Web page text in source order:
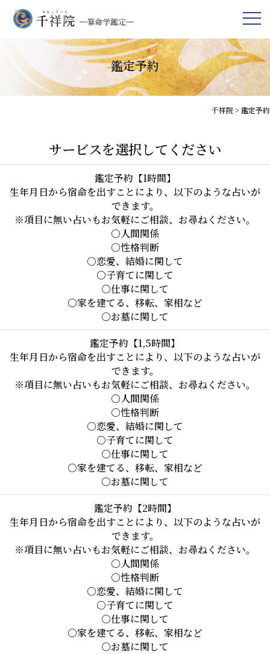
鑑定予約
千祥院> 鑑定予約
サービスを選択してください
鑑定予約【1時間】
生年月日から宿命を出すことにより、以下のような占いが
できます。
※項目に無い占いもお気軽にご相談、お尋ねください。
○人間関係
○性格判断
○恋愛、結婚に関して
○子育てに関して
○仕事に関して
○家を建てる、移転、家相など
○お墓に関して
鑑定予約【1,5時間】
生年月日から宿命を出すことにより、以下のような占いが
できます。
※項目に無い占いもお気軽にご相談、お尋ねください。
○人間関係
○性格判断
○恋愛、結婚に関して
○子育てに関して
○仕事に関して
○家を建てる、移転、家相など
○お墓に関して
鑑定予約【2時間】
生年月日から宿命を出すことにより、以下のような占いが
できます。
※項目に無い占いもお気軽にご相談、お尋ねください。
○人間関係
○性格判断
○恋愛、結婚に関して
○子育てに関して
○仕事に関して
○家を建てる、移転、家相など
○お墓に関して